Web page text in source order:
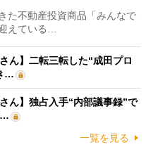
た不動産投資商品「みんなで
えている…
ん】二転三転した“成田プロ
…
ん】独占入手“内部議事録”で
…
一覧を見る